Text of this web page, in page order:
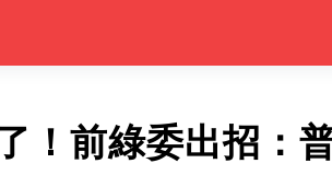
！前綠委出招：